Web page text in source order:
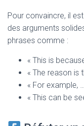
Pour convaincre, il
des arguments
phrases comme :
« This is
« The reason is
« For example,
« This can be